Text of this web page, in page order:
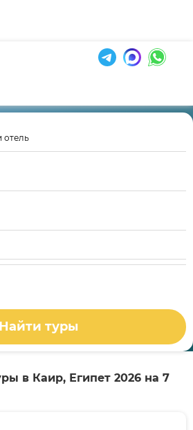
отель
Найти туры
в Каир, Египет 2026 на 7